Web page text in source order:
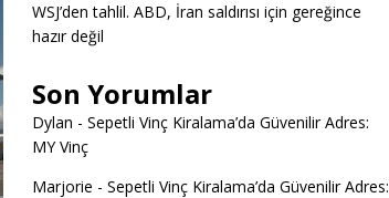
WSJ’den tahlil. ABD, İran saldırısı için gereğince
hazır değil
Son Yorumlar
Dylan - Sepetli Vinç Kiralama’da Güvenilir Adres:
MY Vinç
Marjorie - Sepetli Vinç Kiralama’da Güvenilir Adres: